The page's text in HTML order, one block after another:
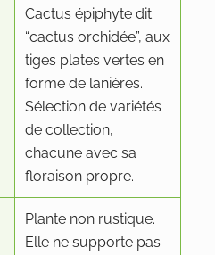
Cactus épiphyte dit
“cactus orchidée”, aux
tiges plates vertes en
forme de lanières.
Sélection de variétés
de collection,
chacune avec sa
floraison propre.
Plante non rustique.
Elle ne supporte pas